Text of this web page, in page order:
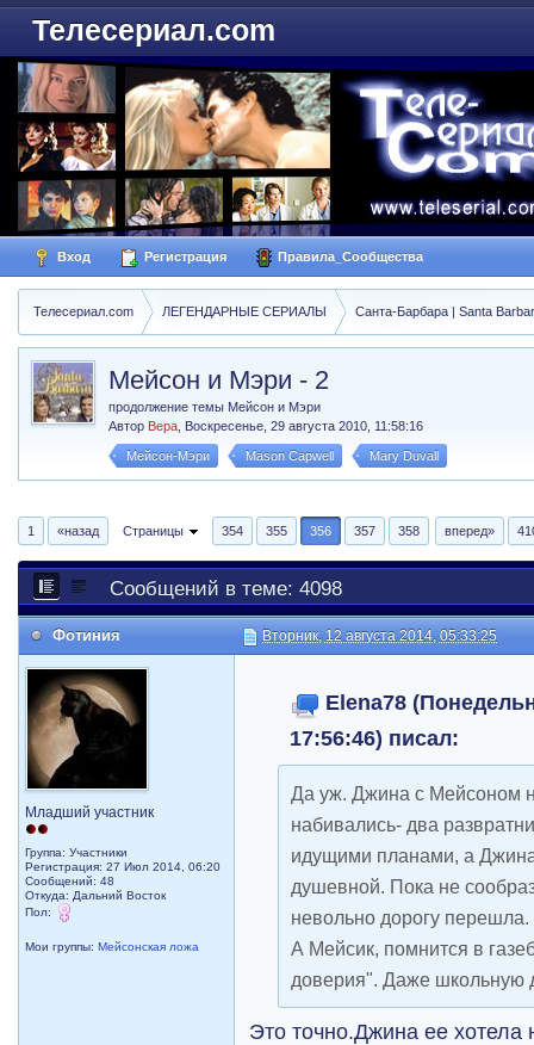
Телесериал.com
Вход Регистрация Правила_Сообщества
Телесериал.com ЛЕГЕНДАРНЫЕ СЕРИАЛЫ Санта-Барбара | Santa
Мейсон и Мэри - 2
продолжение темы Мейсон и Мэри
Автор Вера Воскресенье, 29 августа 2010, 11:58:16
Мейсон-Мэри Mason Capwell Mary Duvall
1 «назад Страницы 354 355 356 357 358 вперед»
Сообщений в теме: 4098
Фотиния Вторник, 12 августа 2014, 05:33:25
Младший участник
Группа: Участники
Регистрация: 27 Июл 2014, 06:20
Сообщений: 48
Откуда: Дальний Восток
Пол:
Мои группы:Мейсонская ложа
Elena78
17:56:46) писал:
Да уж. Джина с Мейсоном
набивались- два
идущими планами, а
душевной. Пока не
невольно дорогу перешла.
А Мейсик, помнится в
доверия". Даже школьную
Это точно.Джина ее хотела